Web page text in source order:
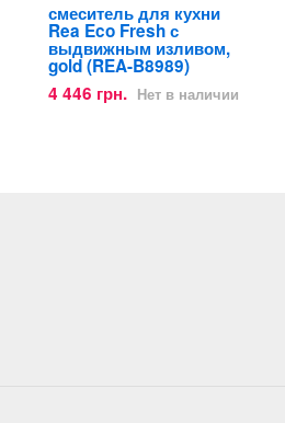
смеситель для кухни
Rea Eco Fresh с
выдвижным изливом,
gold (REA-B8989)
4 446 грн. Нет в наличии